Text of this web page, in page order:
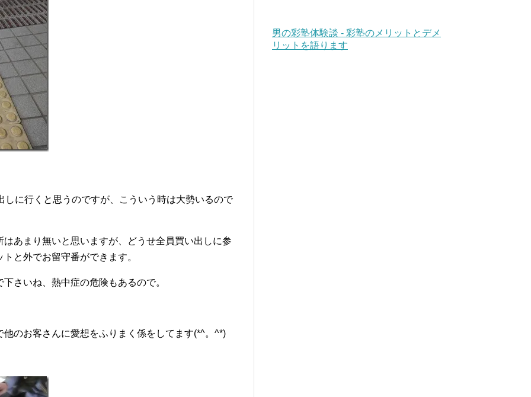
に行くと思うのですが、こういう時は大勢いるので
あまり無いと思いますが、どうせ全員買い出しに参
と外でお留守番ができます。
さいね、熱中症の危険もあるので。
のお客さんに愛想をふりまく係をしてます(*^。^*)
男の彩塾体験談 - 彩塾のメリットとデメ
リットを語ります